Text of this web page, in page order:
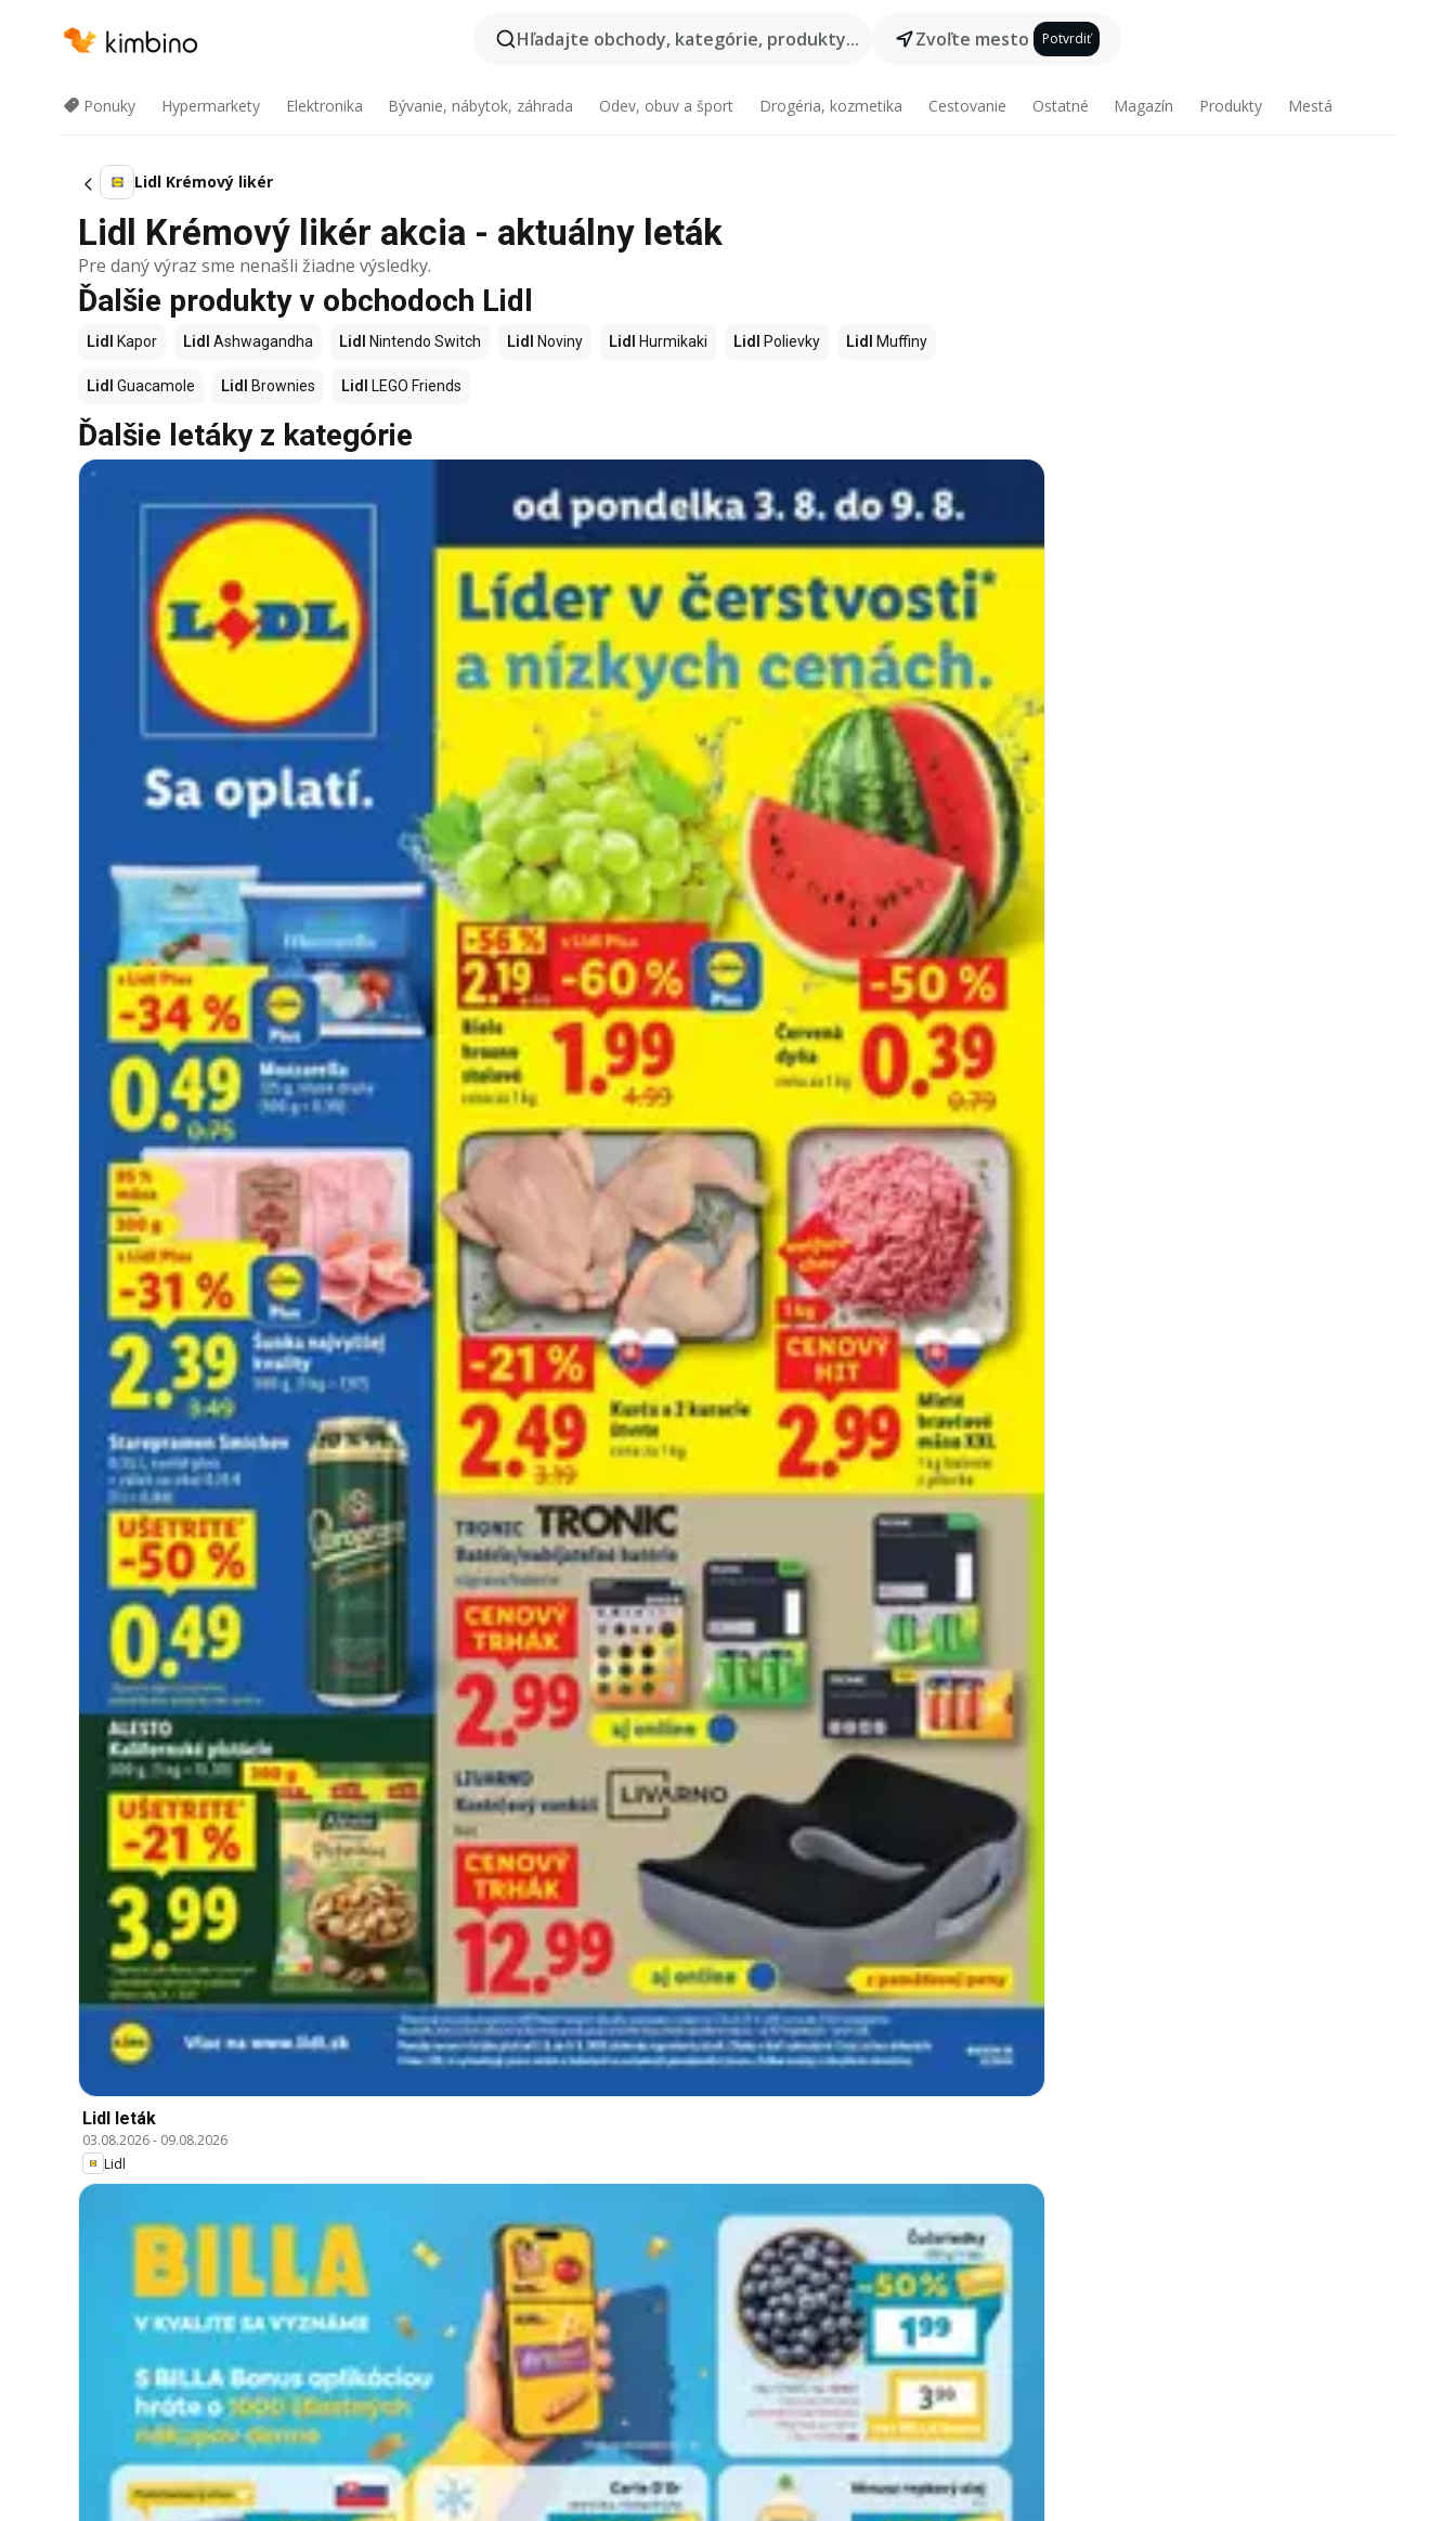
Hľadajte obchody, kategórie, produkty... Zvoľte mesto Potvrdiť
Ponuky Hypermarkety Elektronika Bývanie, nábytok, záhrada Odev, obuv a šport Drogéria, kozmetika Cestovanie Ostatné Magazín Produkty Mestá
Lidl Krémový likér
Lidl Krémový likér akcia - aktuálny leták
Pre daný výraz sme nenašli žiadne výsledky.
Ďalšie produkty v obchodoch Lidl
Lidl Kapor Lidl Ashwagandha Lidl Nintendo Switch Lidl Noviny Lidl Hurmikaki Lidl Polievky Lidl Muffiny
Lidl Guacamole Lidl Brownies Lidl LEGO Friends
Ďalšie letáky z kategórie
Lidl leták
03.08.2026- 09.08.2026
Lidl